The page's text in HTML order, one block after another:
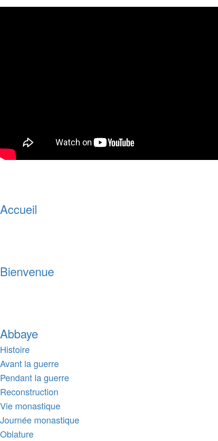
Accueil
Bienvenue
Abbaye
Histoire
Avant la guerre
Pendant la guerre
Reconstruction
Vie monastique
Journée monastique
Oblature